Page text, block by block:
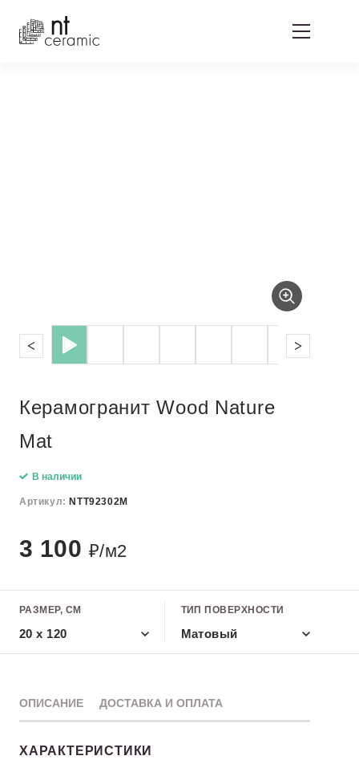
Керамогранит Wood Nature
Mat
В наличии
Артикул: NTT92302M
3 100 ₽/м2
РАЗМЕР, СМ
20 х 120
ТИП ПОВЕРХНОСТИ
Матовый
ОПИСАНИЕ ДОСТАВКА И ОПЛАТА
ХАРАКТЕРИСТИКИ